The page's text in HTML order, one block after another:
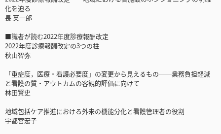
化を迫る
長 英一郎
■識者が読む2022年度診療報酬改定
2022年度診療報酬改定の3つの柱
秋山智弥
「重症度，医療・看護必要度」の変更から見えるもの──業務負担軽減
と看護の質・アウトカムの客観的評価に向けて
林田賢史
地域包括ケア推進における外来の機能分化と看護管理者の役割
宇都宮宏子